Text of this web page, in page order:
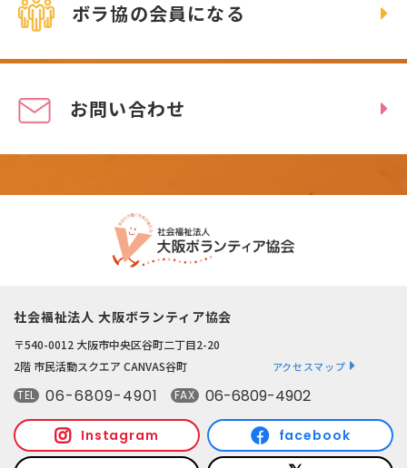
ボラ協の会員になる
お問い合わせ
社会福祉法人 大阪ボランティア協会
〒540-0012 大阪市中央区谷町二丁目2-20
2階 市民活動スクエア CANVAS谷町
アクセスマップ
TEL 06-6809-4901 FAX 06-6809-4902
Instagram facebook